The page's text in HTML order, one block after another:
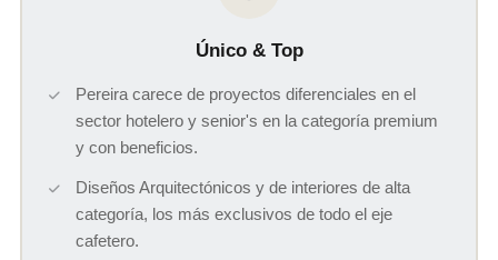
Único & Top
Pereira carece de proyectos diferenciales en el
sector hotelero y senior's en la categoría premium
y con beneficios.
Diseños Arquitectónicos y de interiores de alta
categoría, los más exclusivos de todo el eje
cafetero.